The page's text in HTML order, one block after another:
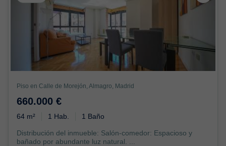
Piso en Calle de Morejón, Almagro, Madrid
660.000 €
64 m² 1 Hab. 1 Baño
Distribución del inmueble: Salón-comedor: Espacioso y
bañado por abundante luz natural. ...